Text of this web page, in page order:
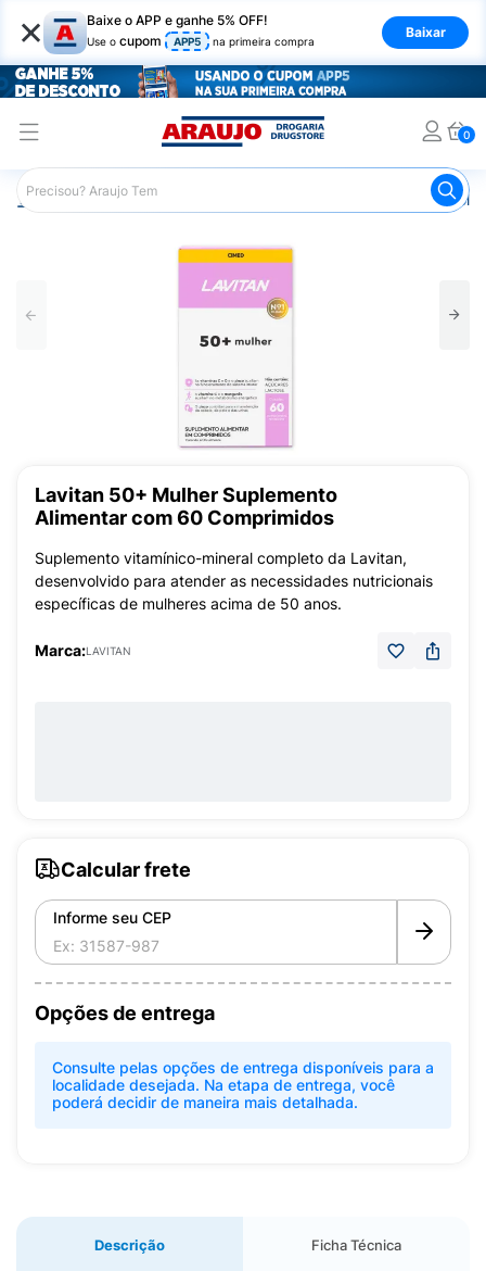
× Baixe o APP e ganhe 5% OFF!
Use o cupom APP5 na primeira compra
Baixar
0
Araujo Saúde e Bem Estar
Lavitan 50+ Mulher Suplemento
Alimentar com 60 Comprimidos
Suplemento vitamínico-mineral completo da Lavitan,
desenvolvido para atender as necessidades nutricionais
específicas de mulheres acima de 50 anos.
Marca:LAVITAN
Calcular frete
Informe seu CEP
Opções de entrega
Consulte pelas opções de entrega disponíveis para a
localidade desejada. Na etapa de entrega, você
poderá decidir de maneira mais detalhada.
Descrição Ficha Técnica